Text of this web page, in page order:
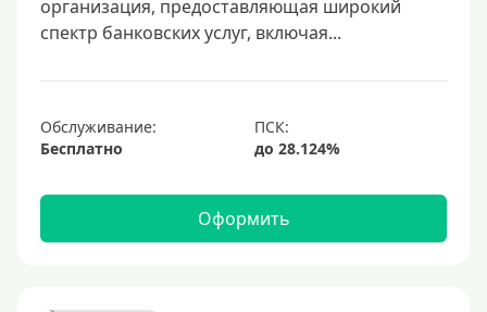
50000 руб
60000 руб
70000 руб
100000 руб
организация, предоставляющая широкий
спектр банковских услуг, включая...
Обслуживание:
Бесплатно
Оформить